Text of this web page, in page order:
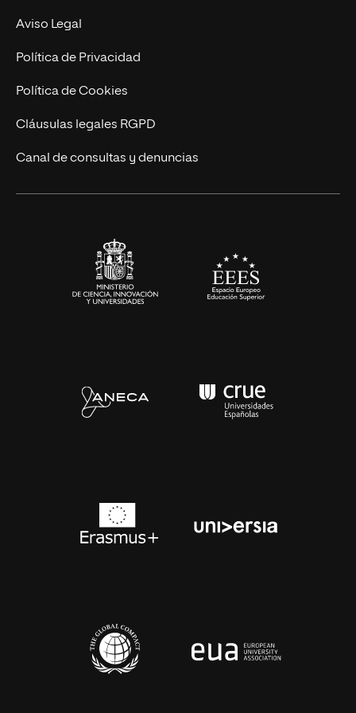
Experto Universitario
Postgrados
Cursos Universitarios
Nuestro Equipo
Trabaja en UNIR
Actualidad
UNIR Revista
Eventos
Aviso Legal
Política de Privacidad
Política de Cookies
Cláusulas legales RGPD
Canal de consultas y denuncias